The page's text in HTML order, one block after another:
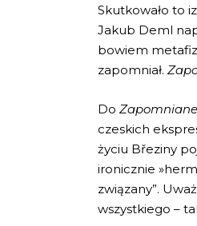
Skutkowało to
Jakub Deml
bowiem
zapomniał.
Do
czeskich
życiu Březiny
ironicznie
związany”.
wszystkiego –